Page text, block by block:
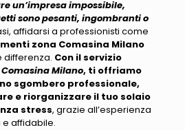
un’impresa impossibile,
sono pesanti, ingombranti o
affidarsi a professionisti come
zona Comasina Milano
differenza. Con il servizio
Milano, ti offriamo
sgombero professionale,
e riorganizzare il tuo solaio
stress, grazie all’esperienza
e affidabile.